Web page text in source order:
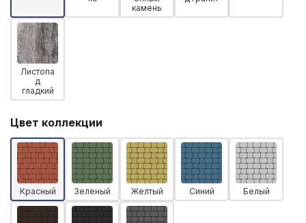
камень
Листопа
д
гладкий
Цвет коллекции
Красный Зеленый Желтый Синий Белый